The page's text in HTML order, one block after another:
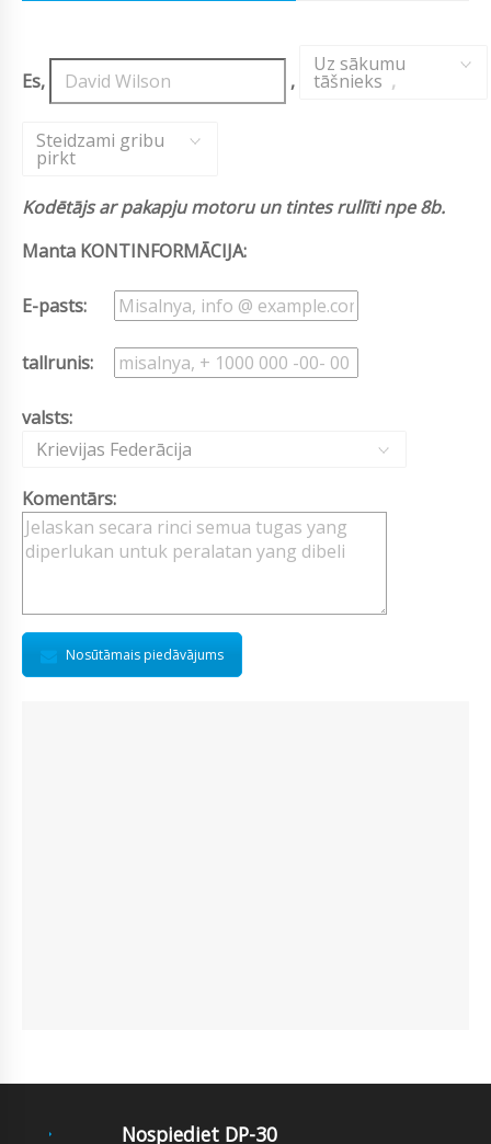
Es, ,
Uz sākumu
tāšnieks ,
Steidzami gribu
pirkt
Kodētājs ar pakapju motoru un tintes rullīti npe 8b.
Manta KONTINFORMĀCIJA:
E-pasts:
tallrunis:
valsts:
Krievijas Federācija
Komentārs:
Nosūtāmais piedāvājums
Nospiediet DP-30